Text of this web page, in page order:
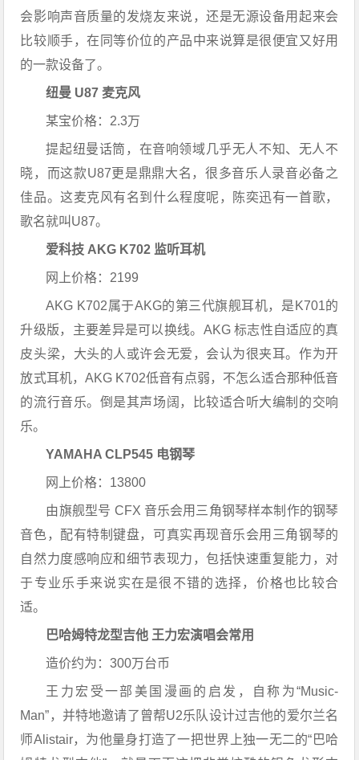
会影响声音质量的发烧友来说，还是无源设备用起来会
比较顺手，在同等价位的产品中来说算是很便宜又好用
的一款设备了。
纽曼 U87 麦克风
某宝价格：2.3万
提起纽曼话筒，在音响领域几乎无人不知、无人不
晓，而这款U87更是鼎鼎大名，很多音乐人录音必备之
佳品。这麦克风有名到什么程度呢，陈奕迅有一首歌，
歌名就叫U87。
爱科技 AKG K702 监听耳机
网上价格：2199
AKG K702属于AKG的第三代旗舰耳机，是K701的
升级版，主要差异是可以换线。AKG 标志性自适应的真
皮头梁，大头的人或许会无爱，会认为很夹耳。作为开
放式耳机，AKG K702低音有点弱，不怎么适合那种低音
的流行音乐。倒是其声场阔，比较适合听大编制的交响
乐。
YAMAHA CLP545 电钢琴
网上价格：13800
由旗舰型号 CFX 音乐会用三角钢琴样本制作的钢琴
音色，配有特制键盘，可真实再现音乐会用三角钢琴的
自然力度感响应和细节表现力，包括快速重复能力，对
于专业乐手来说实在是很不错的选择，价格也比较合
适。
巴哈姆特龙型吉他 王力宏演唱会常用
造价约为：300万台币
王力宏受一部美国漫画的启发，自称为“Music-
Man”，并特地邀请了曾帮U2乐队设计过吉他的爱尔兰名
师Alistair，为他量身打造了一把世界上独一无二的“巴哈